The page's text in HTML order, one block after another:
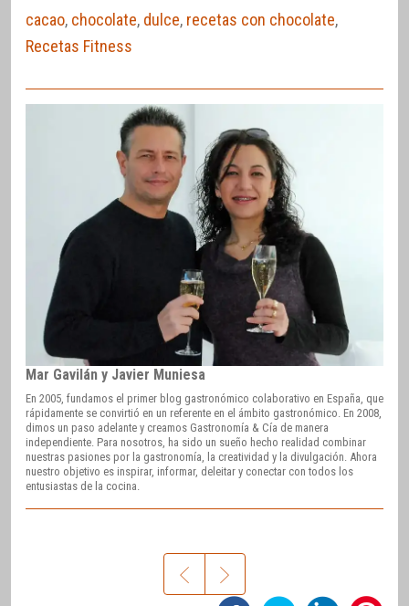
cacao, chocolate, dulce, recetas con chocolate,
Recetas Fitness
Mar Gavilán y Javier Muniesa
En 2005, fundamos el primer blog gastronómico colaborativo en España, que
rápidamente se convirtió en un referente en el ámbito gastronómico. En 2008,
dimos un paso adelante y creamos Gastronomía & Cía de manera
independiente. Para nosotros, ha sido un sueño hecho realidad combinar
nuestras pasiones por la gastronomía, la creatividad y la divulgación. Ahora
nuestro objetivo es inspirar, informar, deleitar y conectar con todos los
entusiastas de la cocina.